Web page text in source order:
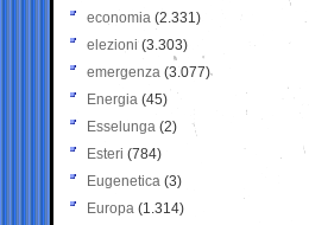
economia (2.331)
elezioni (3.303)
emergenza (3.077)
Energia (45)
Esselunga (2)
Esteri (784)
Eugenetica (3)
Europa (1.314)